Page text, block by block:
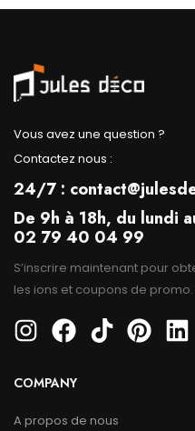
Vous avez une question ?
Contactez nous :
24/7 :
De 9h à 18h, du lundi
02 79 40 04 99
S’inscrire maintenant pour
les ions et coupons de promo.
COMPANY
A propos de nous